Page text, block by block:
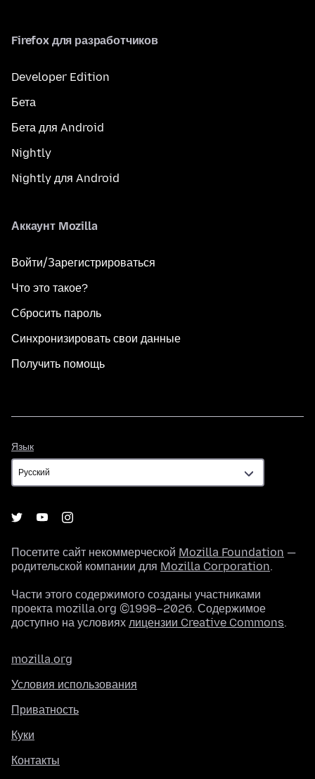
Firefox для разработчиков
Developer Edition
Бета
Бета для Android
Nightly
Nightly для Android
Аккаунт Mozilla
Войти/Зарегистрироваться
Что это такое?
Сбросить пароль
Синхронизировать свои данные
Получить помощь
Язык
Посетите сайт некоммерческой Mozilla Foundation —
родительской компании для Mozilla Corporation.
Части этого содержимого созданы участниками
проекта mozilla.org ©1998–2026. Содержимое
доступно на условиях лицензии Creative Commons.
mozilla.org
Условия использования
Приватность
Куки
Контакты